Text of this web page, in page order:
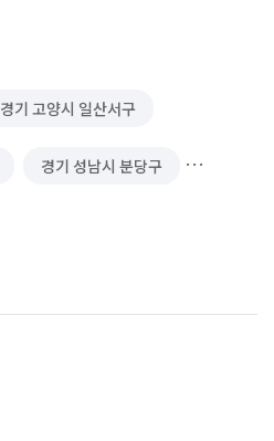
경기 고양시 일산서구
경기 성남시 분당구